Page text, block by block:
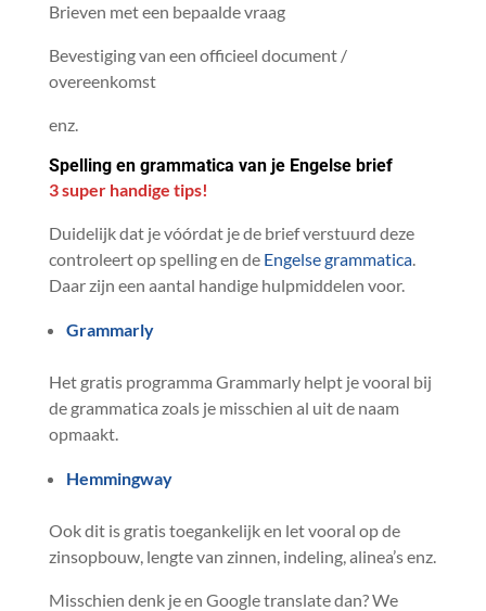
Brieven met een bepaalde vraag
Bevestiging van een officieel document /
overeenkomst
enz.
Spelling en grammatica van je Engelse brief
3 super handige tips!
Duidelijk dat je vóórdat je de brief verstuurd deze
controleert op spelling en de Engelse grammatica.
Daar zijn een aantal handige hulpmiddelen voor.
Grammarly
Het gratis programma Grammarly helpt je vooral bij
de grammatica zoals je misschien al uit de naam
opmaakt.
Hemmingway
Ook dit is gratis toegankelijk en let vooral op de
zinsopbouw, lengte van zinnen, indeling, alinea’s enz.
Misschien denk je en Google translate dan? We